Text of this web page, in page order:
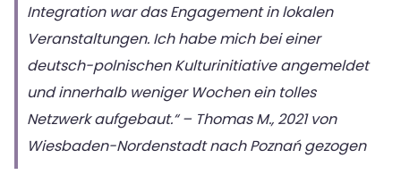
Integration war das Engagement in lokalen
Veranstaltungen. Ich habe mich bei einer
deutsch-polnischen Kulturinitiative angemeldet
und innerhalb weniger Wochen ein tolles
Netzwerk aufgebaut.“ – Thomas M., 2021 von
Wiesbaden-Nordenstadt nach Poznań gezogen